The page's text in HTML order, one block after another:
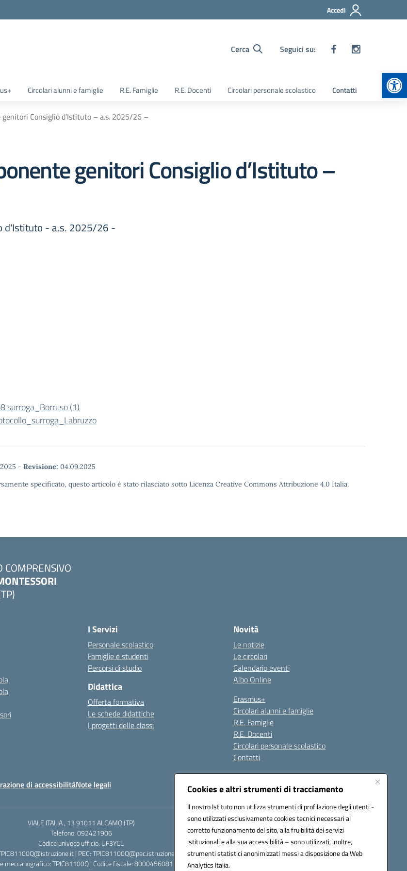
Cookies e altri strumenti di tracciamento
Il nostro Istituto non utilizza strumenti di profilazione degli utenti -
sono utilizzati esclusivamente cookies tecnici necessari al
corretto funzionamento del sito, alla fruibilità dei servizi
istituzionali e alla sua accessibilità – sono utilizzati, inoltre,
strumenti statistici anonimizzati messi a disposizione da Web
Analytics Italia.
Accedi
Cerca Seguici su:
Circolari alunni e famiglie R.E. Famiglie R.E. Docenti Circolari personale scolastico Contatti
Consiglio d’Istituto – a.s. 2025/26 –
genitori Consiglio d’Istituto –
d'Istituto - a.s. 2025/26 -
surroga_Borruso (1)
- Revisione: 04.09.2025
specificato, questo articolo è stato rilasciato sotto Licenza Creative Commons Attribuzione 4.0 Italia.
COMPRENSIVO
I Servizi
Personale scolastico
Famiglie e studenti
Percorsi di studio
Didattica
Offerta formativa
Le schede didattiche
I progetti delle classi
Novità
Le notizie
Le circolari
Calendario eventi
Albo Online
Erasmus+
Circolari alunni e famiglie
R.E. Famiglie
R.E. Docenti
Circolari personale scolastico
Contatti
di accessibilitàNote legali Seguici su:
VIALE ITALIA , 13 91011 ALCAMO (TP)
Telefono: 092421906
Codice univoco ufficio: UF3YCL
| PEC: TPIC81100Q@pec.istruzione.it
meccanografico: TPIC81100Q | Codice fiscale: 80004560811